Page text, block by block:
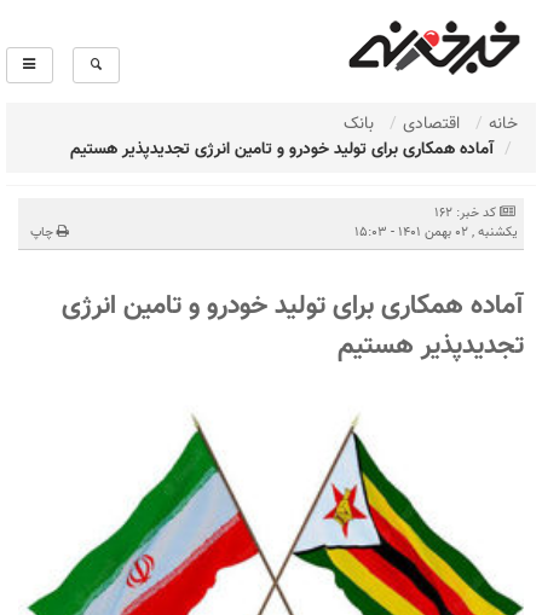
خانه اقتصادی
بانک
آماده همکاری برای تولید خودرو و تامین انرژی تجدیدپذیر هستیم
کد خبر: 162
يكشنبه , 02 بهمن 1401 - 15:03
چاپ
آماده همکاری برای تولید خودرو و تامین انرژی
تجدیدپذیر هستیم